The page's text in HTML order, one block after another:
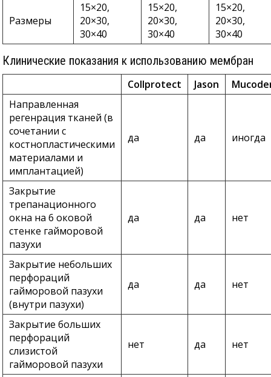
Размеры
15×20,
20×30,
30×40
15×20,
20×30,
30×40
15×20,
20×30,
30×40
Клинические показания к использованию мембран
Collprotect Jason
Направленная
регенрация тканей (в
сочетании с
костнопластическими
материалами и
имплантацией)
да да иногда
Закрытие
трепанационного
окна на 6 оковой
стенке гайморовой
пазухи
да да нет
Закрытие небольших
перфораций
гайморовой пазухи
(внутри пазухи)
да да нет
Закрытие больших
перфораций
слизистой
гайморовой пазухи
нет да нет